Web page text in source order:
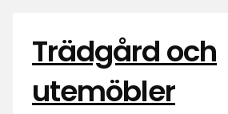
Trädgård och
utemöbler